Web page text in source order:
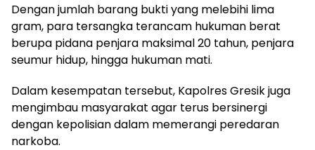
Dengan jumlah barang bukti yang melebihi lima
gram, para tersangka terancam hukuman berat
berupa pidana penjara maksimal 20 tahun, penjara
seumur hidup, hingga hukuman mati.
Dalam kesempatan tersebut, Kapolres Gresik juga
mengimbau masyarakat agar terus bersinergi
dengan kepolisian dalam memerangi peredaran
narkoba.